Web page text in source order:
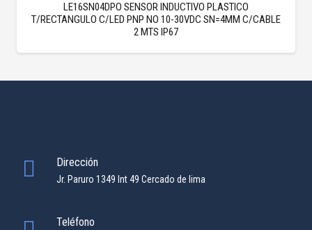
LE16SN04DPO SENSOR INDUCTIVO PLASTICO
T/RECTANGULO C/LED PNP NO 10-30VDC SN=4MM C/CABLE
2 MTS IP67
Dirección
Jr. Paruro 1349 Int 49 Cercado de lima
Teléfono